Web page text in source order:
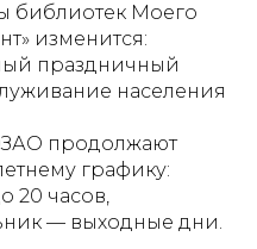
библиотек Моего
изменится:
праздничный
населения
продолжают
графику:
20 часов,
— выходные дни.